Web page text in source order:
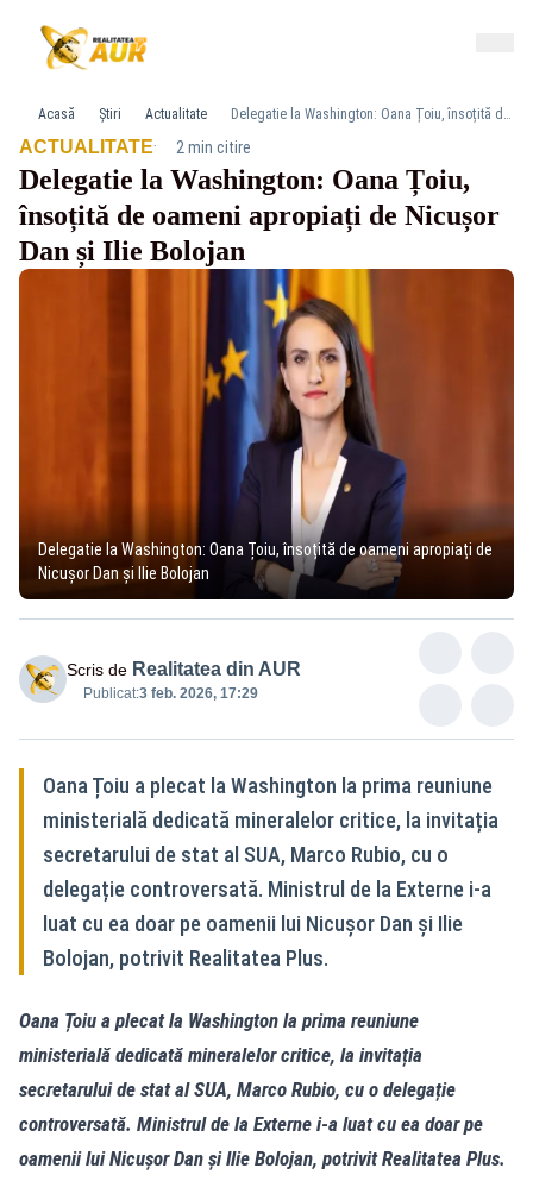
Acasă Știri Actualitate Delegatie la Washington: Oana Țoiu, însoțită de oameni apropiați de Nicușor Dan și Ilie Bolojan
ACTUALITATE· 2 min citire
Delegatie la Washington: Oana Țoiu,
însoțită de oameni apropiați de Nicușor
Dan și Ilie Bolojan
Delegatie la Washington: Oana Țoiu, însoțită de oameni apropiați de
Nicușor Dan și Ilie Bolojan
Scris de Realitatea din AUR
Publicat:3 feb. 2026, 17:29
Oana Țoiu a plecat la Washington la prima reuniune
ministerială dedicată mineralelor critice, la invitația
secretarului de stat al SUA, Marco Rubio, cu o
delegație controversată. Ministrul de la Externe i-a
luat cu ea doar pe oamenii lui Nicușor Dan și Ilie
Bolojan, potrivit Realitatea Plus.
Oana Țoiu a plecat la Washington la prima reuniune
ministerială dedicată mineralelor critice, la invitația
secretarului de stat al SUA, Marco Rubio, cu o delegație
controversată. Ministrul de la Externe i-a luat cu ea doar pe
oamenii lui Nicușor Dan și Ilie Bolojan, potrivit Realitatea Plus.